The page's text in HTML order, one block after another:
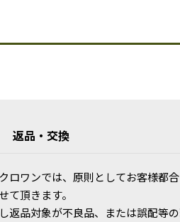
返品・交換
ロワンでは、原則としてお客様都
て頂きます。
返品対象が不良品、または誤配等